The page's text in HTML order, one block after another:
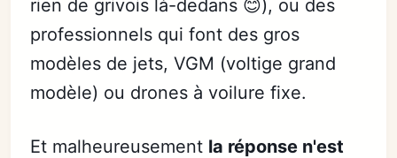
rien de grivois là-dedans 😊), ou des
professionnels qui font des gros
modèles de jets, VGM (voltige grand
modèle) ou drones à voilure fixe.
Et malheureusement la réponse n'est